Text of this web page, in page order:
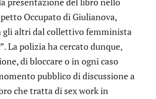
Occupato di Giulianova,
gli altri dal collettivo femminista
La polizia ha cercato dunque,
di bloccare o in ogni caso
pubblico di discussione a
che tratta di sex work in